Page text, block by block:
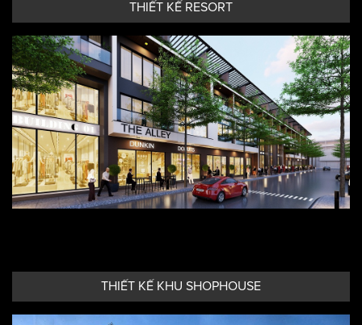
THIẾT KẾ RESORT